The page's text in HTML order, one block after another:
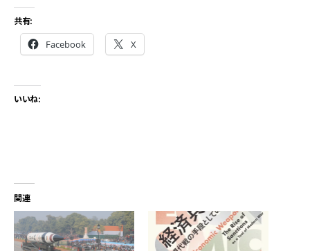
共有:
Facebook X
いいね:
関連